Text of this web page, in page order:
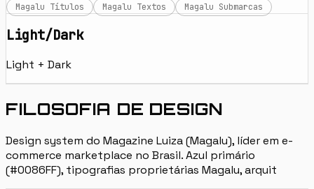
Magalu Títulos Magalu Textos Magalu Submarcas
Light/Dark
Light + Dark
FILOSOFIA DE DESIGN
Design system do Magazine Luiza (Magalu), líder em e-
commerce marketplace no Brasil. Azul primário
(#0086FF), tipografias proprietárias Magalu, arquit